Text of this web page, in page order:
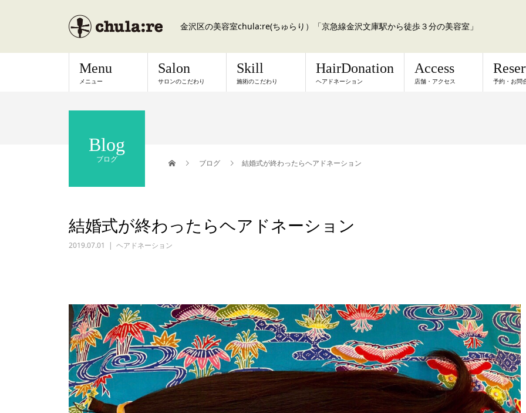
金沢区の美容室chula:re(ちゅらり）「京急線金沢文庫駅から徒歩３分の美容室」
Menu
メニュー
Salon
サロンのこだわり
Skill
施術のこだわり
HairDonation
ヘアドネーション
Access
店舗・アクセス 予約・お問
Blog
ブログ ブログ 結婚式が終わったらヘアドネーション
結婚式が終わったらヘアドネーション
2019.07.01 ヘアドネーション